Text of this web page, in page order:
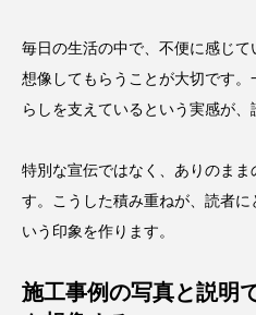
毎日の生活の中で、不便に感じ
想像してもらうことが大切です
らしを支えているという実感が、
特別な宣伝ではなく、ありのま
す。こうした積み重ねが、読者
いう印象を作ります。
施工事例の写真と説明